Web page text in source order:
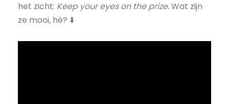
het zicht: Keep your eyes on the prize.Wat zijn
ze mooi, hè? ⬇️